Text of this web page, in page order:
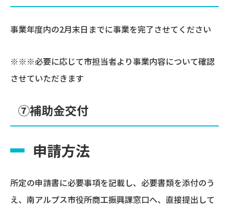
事業年度内の2月末日までに事業を完了させてください
※※※必要に応じて市担当者より事業内容について確認
させていただきます
⑦補助金交付
申請方法
所定の申請書に必要事項を記載し、必要書類を添付のう
え、南アルプス市役所商工振興課窓口へ、直接提出して